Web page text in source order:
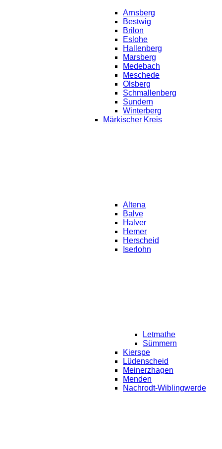
Arnsberg
Bestwig
Brilon
Eslohe
Hallenberg
Marsberg
Medebach
Meschede
Olsberg
Schmallenberg
Sundern
Winterberg
Märkischer Kreis
Altena
Balve
Halver
Hemer
Herscheid
Iserlohn
Letmathe
Sümmern
Kierspe
Lüdenscheid
Meinerzhagen
Menden
Nachrodt-Wiblingwerde